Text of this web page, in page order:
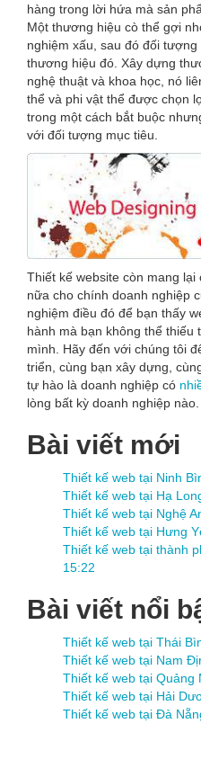
hàng trong lời hứa mà sản
Một thương hiệu cò thể gợi
nghiệm xấu, sau đó đối
thương hiệu đó. Xây dựng
nghệ thuật và khoa học, nó
thể và phi vật thể được chọn
trong một cách bắt buộc
với đối tượng mục tiêu.
Thiết kế website còn mang lại
nữa cho chính doanh nghiệp
nghiệm điều đó để bạn thấy
hành mà bạn không thể thiếu
mình. Hãy đến với chúng tôi
triển, cùng bạn xây dựng,
tự hào là doanh nghiệp có
lòng bất kỳ doanh nghiệp
Bài viết mới
Thiết kế web tại Ninh
Thiết kế web tại Hạ
Thiết kế web tại Nghệ
Thiết kế web tại Hưng
Thiết kế web tại thành
15:22
Bài viết nổi
Thiết kế web tại Thái
Thiết kế web tại Nam
Thiết kế web tại Quảng
Thiết kế web tại Hải
Thiết kế web tại Đà